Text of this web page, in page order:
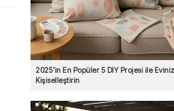
2025’in En Popüler 5 DIY Projesi ile
Kişiselleştirin